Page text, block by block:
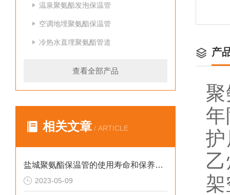
温泉聚氨酯发泡保温管
空调地埋聚氨酯保温管
冷热水直埋聚氨酯管道
查看全部产品
相关文章 / ARTICLE
盐城聚氨酯保温管的使用寿命和保养方法是什么？
2023-05-09
产